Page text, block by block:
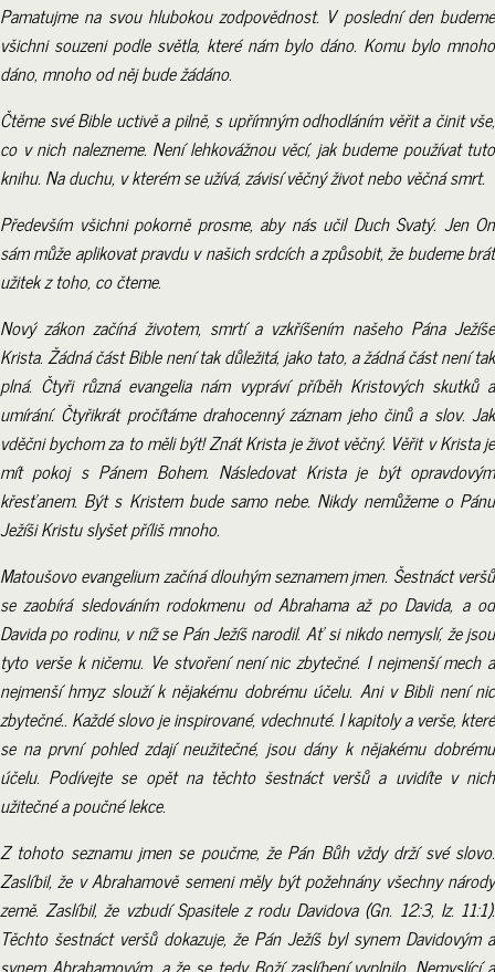
Pamatujme na svou hlubokou zodpovědnost. V poslední den budeme
všichni souzeni podle světla, které nám bylo dáno. Komu bylo mnoho
dáno, mnoho od něj bude žádáno.
Čtěme své Bible uctivě a pilně, s upřímným odhodláním věřit a činit vše,
co v nich nalezneme. Není lehkovážnou věcí, jak budeme používat tuto
knihu. Na duchu, v kterém se užívá, závisí věčný život nebo věčná smrt.
Především všichni pokorně prosme, aby nás učil Duch Svatý. Jen On
sám může aplikovat pravdu v našich srdcích a způsobit, že budeme brát
užitek z toho, co čteme.
Nový zákon začíná životem, smrtí a vzkříšením našeho Pána Ježíše
Krista. Žádná část Bible není tak důležitá, jako tato, a žádná část není tak
plná. Čtyři různá evangelia nám vypráví příběh Kristových skutků a
umírání. Čtyřikrát pročítáme drahocenný záznam jeho činů a slov. Jak
vděčni bychom za to měli být! Znát Krista je život věčný. Věřit v Krista je
mít pokoj s Pánem Bohem. Následovat Krista je být opravdovým
křesťanem. Být s Kristem bude samo nebe. Nikdy nemůžeme o Pánu
Ježíši Kristu slyšet příliš mnoho.
Matoušovo evangelium začíná dlouhým seznamem jmen. Šestnáct veršů
se zaobírá sledováním rodokmenu od Abrahama až po Davida, a od
Davida po rodinu, v níž se Pán Ježíš narodil. Ať si nikdo nemyslí, že jsou
tyto verše k ničemu. Ve stvoření není nic zbytečné. I nejmenší mech a
nejmenší hmyz slouží k nějakému dobrému účelu. Ani v Bibli není nic
zbytečné.. Každé slovo je inspirované, vdechnuté. I kapitoly a verše, které
se na první pohled zdají neužitečné, jsou dány k nějakému dobrému
účelu. Podívejte se opět na těchto šestnáct veršů a uvidíte v nich
užitečné a poučné lekce.
Z tohoto seznamu jmen se poučme, že Pán Bůh vždy drží své slovo.
Zaslíbil, že v Abrahamově semeni měly být požehnány všechny národy
země. Zaslíbil, že vzbudí Spasitele z rodu Davidova (Gn. 12:3, Iz. 11:1).
Těchto šestnáct veršů dokazuje, že Pán Ježíš byl synem Davidovým a